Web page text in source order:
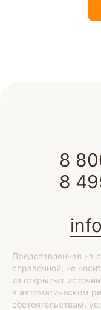
8
8
Представленная на
справочной, не
из открытых
в автоматическом
обстоятельствам,